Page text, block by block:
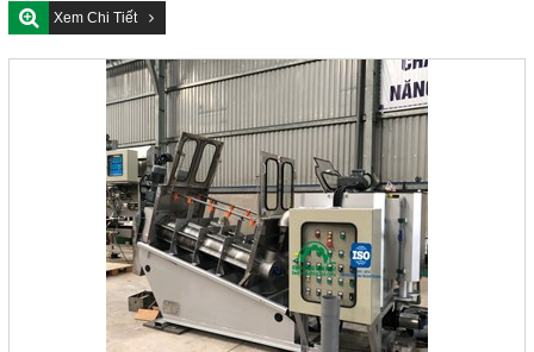
Xem Chi Tiết